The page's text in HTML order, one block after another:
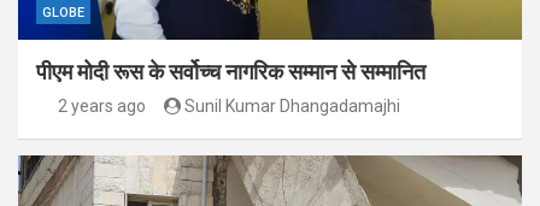
GLOBE
पीएम मोदी रूस के सर्वोच्च नागरिक सम्मान से सम्मानित
2 years ago Sunil Kumar Dhangadamajhi